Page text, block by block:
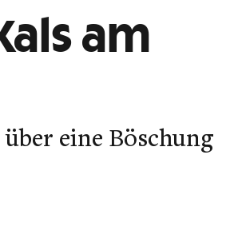
am
eine Böschung